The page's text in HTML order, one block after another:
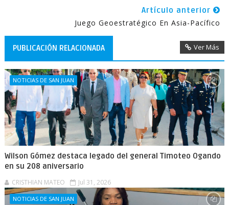
Artículo anterior
Juego Geoestratégico En Asia-Pacífico
PUBLICACIÓN RELACIONADA Ver Más
NOTICIAS DE SAN JUAN
Wilson Gómez destaca legado del general Timoteo Ogando
en su 208 aniversario
CRISTHIAN MATEO Jul 31, 2026
NOTICIAS DE SAN JUAN